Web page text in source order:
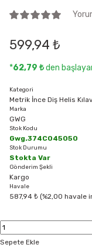
599,94 ₺
*62,79 ₺den
Kategori
Metrik İnce Diş Helis
Marka
GWG
Stok Kodu
Gwg.374C045050
Stok Durumu
Stokta Var
Gönderim Şekli
Kargo
Havale
587,94 ₺ (%2,00 havale
Sepete Ekle